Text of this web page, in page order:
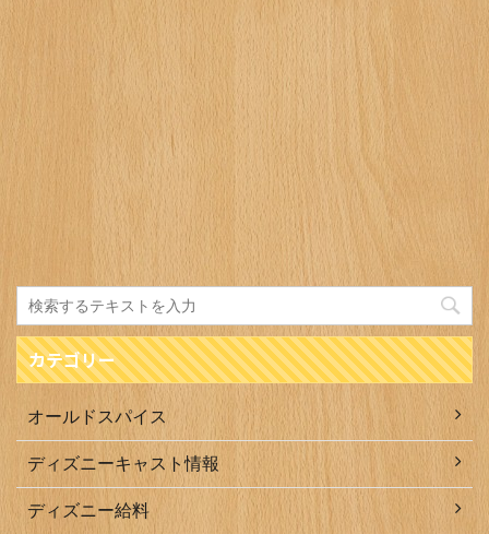
カテゴリー
オールドスパイス
ディズニーキャスト情報
ディズニー給料